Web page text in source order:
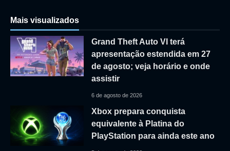
Mais visualizados
Grand Theft Auto VI terá
apresentação estendida em 27
de agosto; veja horário e onde
assistir
6 de agosto de 2026
Xbox prepara conquista
equivalente à Platina do
PlayStation para ainda este ano